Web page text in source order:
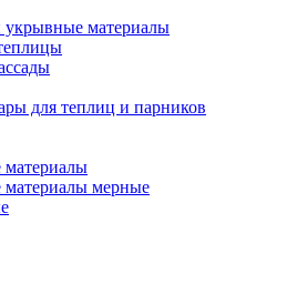
материалы
для теплиц и парников
мерные